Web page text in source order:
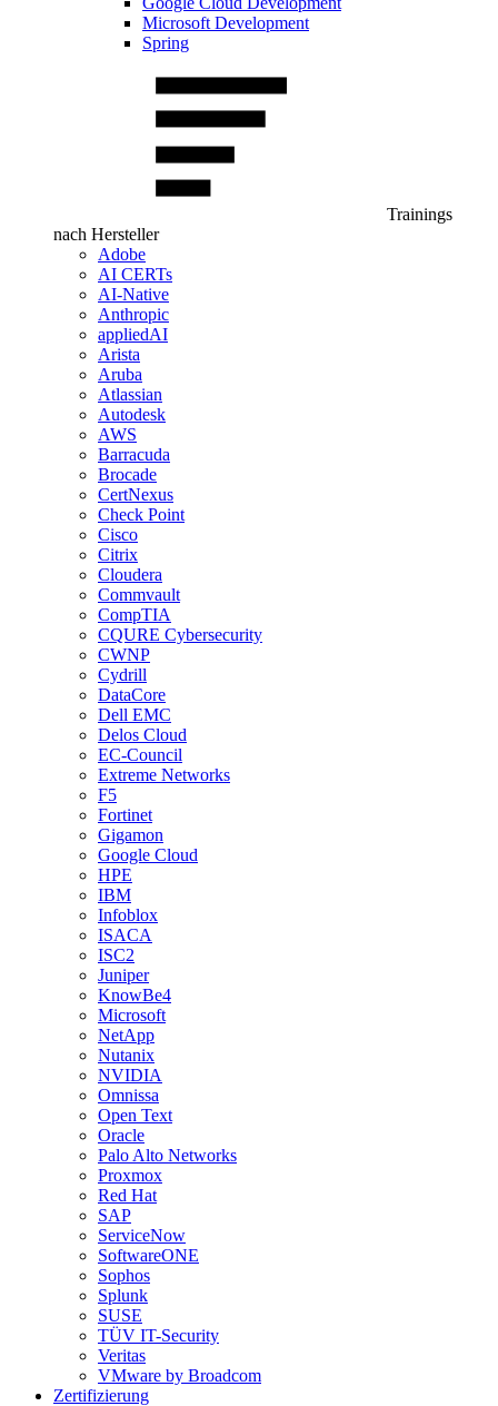
Microsoft Development
Spring
Trainings
nach Hersteller
Adobe
AI CERTs
AI-Native
Anthropic
appliedAI
Arista
Aruba
Atlassian
Autodesk
AWS
Barracuda
Brocade
CertNexus
Check Point
Cisco
Citrix
Cloudera
Commvault
CompTIA
CQURE Cybersecurity
CWNP
Cydrill
DataCore
Dell EMC
Delos Cloud
EC-Council
Extreme Networks
F5
Fortinet
Gigamon
Google Cloud
HPE
IBM
Infoblox
ISACA
ISC2
Juniper
KnowBe4
Microsoft
NetApp
Nutanix
NVIDIA
Omnissa
Open Text
Oracle
Palo Alto Networks
Proxmox
Red Hat
SAP
ServiceNow
SoftwareONE
Sophos
Splunk
SUSE
TÜV IT-Security
Veritas
VMware by Broadcom
Zertifizierung